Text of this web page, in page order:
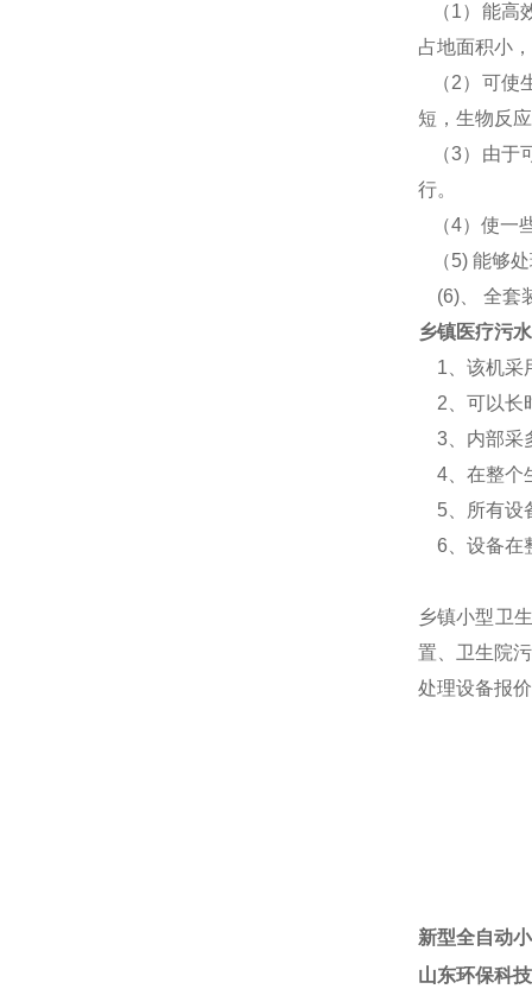
（1）能高
占地面积小
（2）可使
短，生物反
（3）由于
行。
（4）使一
（5) 能够处
(6)、 全套
乡镇医疗污
1、该机采
2、可以长
3、内部采
4、在整个
5、所有设
6、设备在
乡镇小型卫
置、卫生院
处理设备报
新型全自动
山东环保科